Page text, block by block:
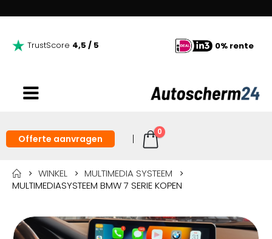
TrustScore 4,5 / 5 0% rente
Offerte aanvragen
0
WINKEL
MULTIMEDIA SYSTEEM
MULTIMEDIASYSTEEM BMW 7 SERIE KOPEN